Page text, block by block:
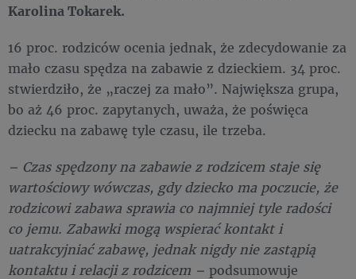
Karolina Tokarek.
16 proc. rodziców ocenia jednak, że zdecydowanie za
mało czasu spędza na zabawie z dzieckiem. 34 proc.
stwierdziło, że „raczej za mało”. Największa grupa,
bo aż 46 proc. zapytanych, uważa, że poświęca
dziecku na zabawę tyle czasu, ile trzeba.
– Czas spędzony na zabawie z rodzicem staje się
wartościowy wówczas, gdy dziecko ma poczucie, że
rodzicowi zabawa sprawia co najmniej tyle radości
co jemu. Zabawki mogą wspierać kontakt i
uatrakcyjniać zabawę, jednak nigdy nie zastąpią
kontaktu i relacji z rodzicem – podsumowuje